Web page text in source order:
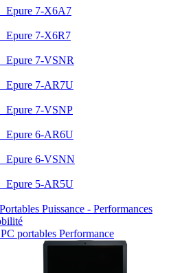
7-X6A7
7-X6R7
7-VSNR
7-AR7U
7-VSNP
6-AR6U
6-VSNN
5-AR5U
portables Performance